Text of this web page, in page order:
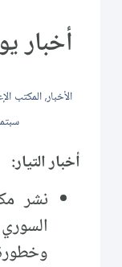
الأخبار, المكتب
سبتمبر 6,
أخبار التيار:
نشر